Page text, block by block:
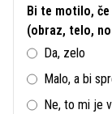
Bi te motilo,
(obraz, telo,
Da, zelo
Malo, a bi
Ne, to mi je